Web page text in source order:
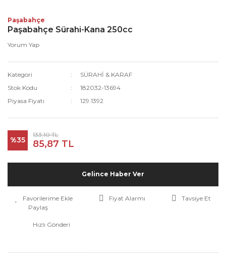
Paşabahçe
Paşabahçe Sürahi-Kana 250cc
Yorum Yap
Kategori
SÜRAHİ & KARAF
Stok Kodu
182032-13694
Piyasa Fiyatı
129.1392
%35
133,10 TL
85,87 TL
Gelince Haber Ver
Fiyat Alarmı
Tavsiye Et
Paylaş
Hızlı Gönderi